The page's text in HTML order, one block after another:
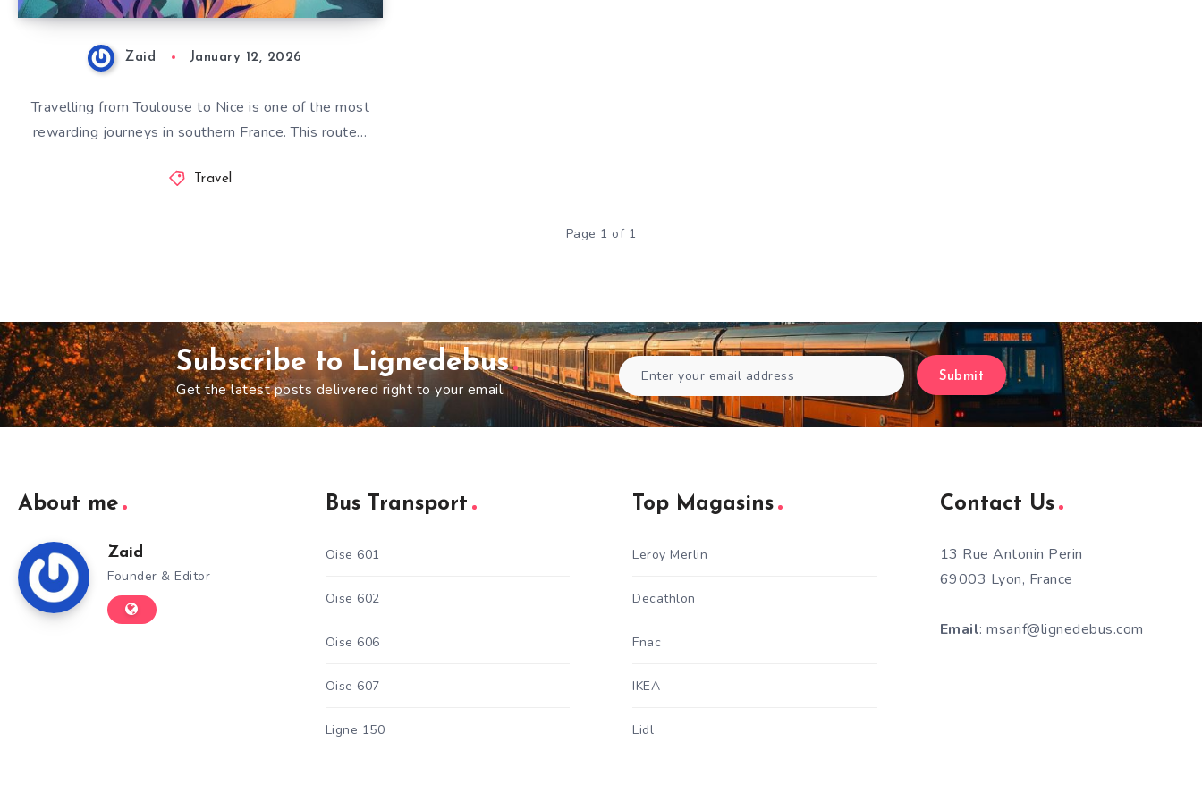
Zaid January 12, 2026
Travelling from Toulouse to Nice is one of the most
rewarding journeys in southern France. This route…
Travel
Page 1 of 1
Subscribe to Lignedebus
Get the latest posts delivered right to your email.
Submit
About me
Zaid
Founder & Editor
Bus Transport
Oise 601
Oise 602
Oise 606
Oise 607
Ligne 150
Top Magasins
Leroy Merlin
Decathlon
Fnac
IKEA
Lidl
Contact Us
13 Rue Antonin Perin
69003 Lyon, France
Email: msarif@lignedebus.com